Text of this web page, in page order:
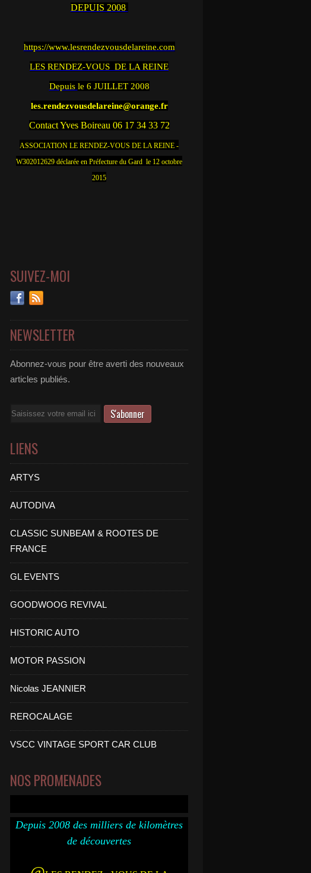
DEPUIS 2008
https://www.lesrendezvousdelareine.com
LES RENDEZ-VOUS DE LA REINE
Depuis le 6 JUILLET 2008
les.rendezvousdelareine@orange.fr
Contact Yves Boireau 06 17 34 33 72
ASSOCIATION LE RENDEZ-VOUS DE LA REINE -
W302012629 déclarée en Préfecture du Gard le 12 octobre
2015
SUIVEZ-MOI
NEWSLETTER
Abonnez-vous pour être averti des nouveaux
articles publiés.
Email
LIENS
ARTYS
AUTODIVA
CLASSIC SUNBEAM & ROOTES DE
FRANCE
GL EVENTS
GOODWOOG REVIVAL
HISTORIC AUTO
MOTOR PASSION
Nicolas JEANNIER
REROCALAGE
VSCC VINTAGE SPORT CAR CLUB
NOS PROMENADES
Depuis 2008 des milliers de kilomètres
de découvertes